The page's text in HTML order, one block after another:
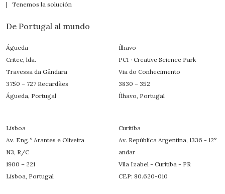
| Tenemos la solución
De Portugal al mundo
Águeda
Critec, lda.
Travessa da Gândara
3750 – 727 Recardães
Águeda, Portugal
Ílhavo
PCI · Creative Science Park
Via do Conhecimento
3830 – 352
Ílhavo, Portugal
Lisboa
Av. Eng.º Arantes e Oliveira
N3, R/C
1900 – 221
Lisboa, Portugal
Curitiba
Av. República Argentina, 1336 - 12°
andar
Vila Izabel - Curitiba - PR
CEP: 80.620-010